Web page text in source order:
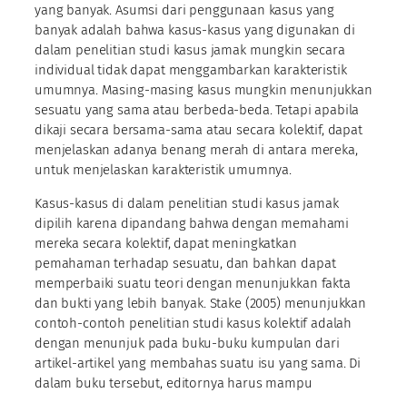
yang banyak. Asumsi dari penggunaan kasus yang
banyak adalah bahwa kasus-kasus yang digunakan di
dalam penelitian studi kasus jamak mungkin secara
individual tidak dapat menggambarkan karakteristik
umumnya. Masing-masing kasus mungkin menunjukkan
sesuatu yang sama atau berbeda-beda. Tetapi apabila
dikaji secara bersama-sama atau secara kolektif, dapat
menjelaskan adanya benang merah di antara mereka,
untuk menjelaskan karakteristik umumnya.
Kasus-kasus di dalam penelitian studi kasus jamak
dipilih karena dipandang bahwa dengan memahami
mereka secara kolektif, dapat meningkatkan
pemahaman terhadap sesuatu, dan bahkan dapat
memperbaiki suatu teori dengan menunjukkan fakta
dan bukti yang lebih banyak. Stake (2005) menunjukkan
contoh-contoh penelitian studi kasus kolektif adalah
dengan menunjuk pada buku-buku kumpulan dari
artikel-artikel yang membahas suatu isu yang sama. Di
dalam buku tersebut, editornya harus mampu